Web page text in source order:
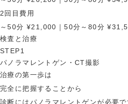
歯髄保存治療
精密な根管治療
分子
2回目費用
～50分 ¥21,000｜50分～80分
検査と治療
STEP1
パノラマレントゲン・CT撮影
治療の第一歩は
完全に把握することから
診断にはパノラマレントゲンが必要で